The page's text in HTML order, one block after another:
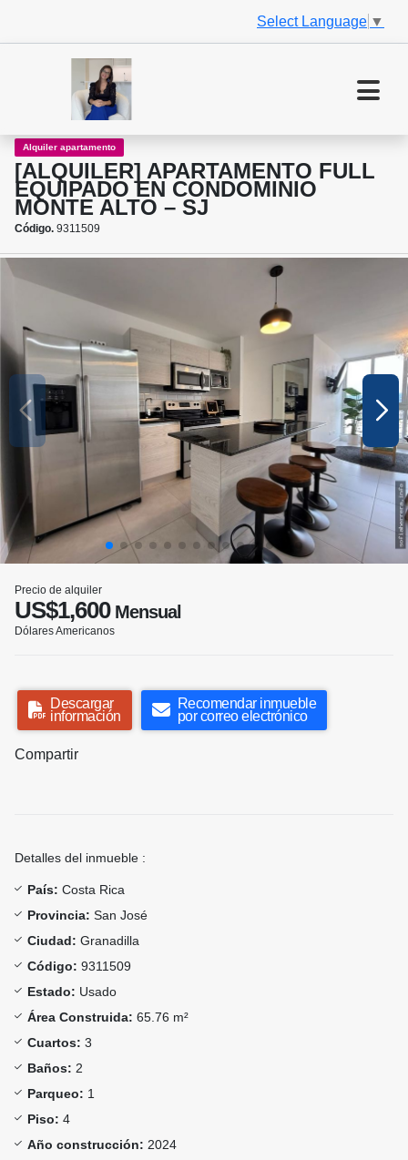
Select Language ▼
Alquiler apartamento
[ALQUILER] APARTAMENTO FULL
EQUIPADO EN CONDOMINIO
MONTE ALTO – SJ
Código. 9311509
Precio de alquiler
US$1,600Mensual
Dólares Americanos
Descargar
información
Recomendar inmueble
por correo electrónico
Compartir
Detalles del inmueble :
País: Costa Rica
Provincia: San José
Ciudad: Granadilla
Código: 9311509
Estado: Usado
Área Construida: 65.76 m²
Cuartos: 3
Baños: 2
Parqueo: 1
Piso: 4
Año construcción: 2024